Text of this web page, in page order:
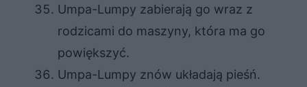
Umpa-Lumpy zabierają go wraz z
rodzicami do maszyny, która ma go
powiększyć.
Umpa-Lumpy znów układają pieśń.